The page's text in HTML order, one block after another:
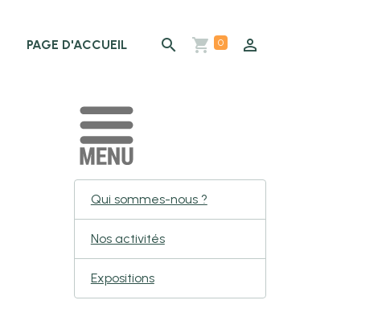
PAGE D'ACCUEIL 0
Qui sommes-nous ?
Nos activités
Expositions